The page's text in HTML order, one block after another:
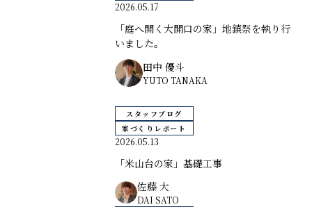
2026.05.17
「庭へ開く大開口の家」地鎮祭を執り行
いました。
田中 優斗
YUTO TANAKA
スタッフブログ
家づくりレポート
2026.05.13
「米山台の家」基礎工事
佐藤 大
DAI SATO